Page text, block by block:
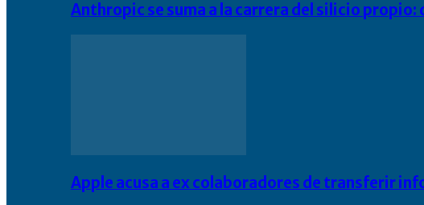
Anthropic se suma a la carrera del silicio
Apple acusa a ex colaboradores de transferir